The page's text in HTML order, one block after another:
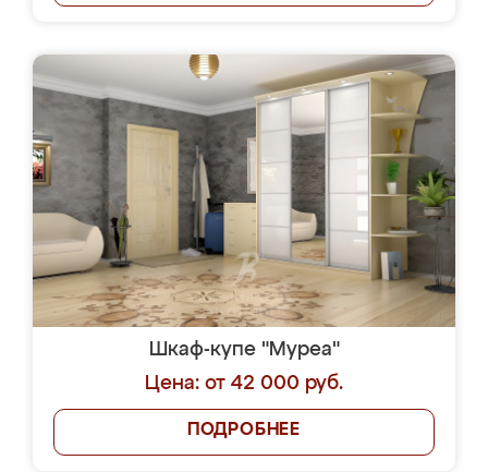
Шкаф-купе "Муреа"
Цена: от 42 000 руб.
ПОДРОБНЕЕ